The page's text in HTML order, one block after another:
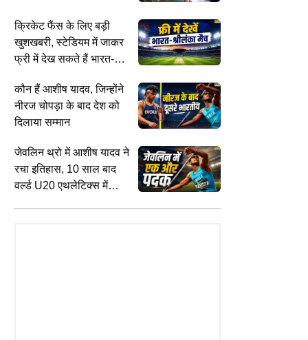
Result 2026: 30 से अधिक
से लागू होगा फेसलेस स्टूडेंट सिस्टम
CITIES
पंजाब पुलिस के 'गैंगस्टरां ते वार' से
अपराधियों पर बड़ा वार, 200 दिन में 1.09
क्रिकेट फैंस के लिए बड़ी
खुशखबरी, स्टेडियम में जाकर
फ्री में देख सकते हैं भारत-
कौन हैं आशीष यादव, जिन्होंने
नीरज चोपड़ा के बाद देश को
दिलाया सम्मान
जेवलिन थ्रो में आशीष यादव ने
रचा इतिहास, 10 साल बाद
वर्ल्ड U20 एथलेटिक्स में